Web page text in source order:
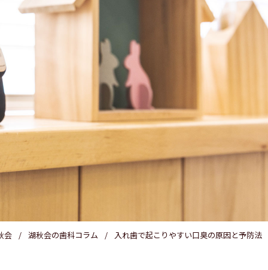
顎関節・噛み合わせ
入れ歯治療の料金表
予防治療の料金表
顎関節・噛み合わせ治療の料金表
会 湖秋会の歯科コラム 入れ歯で起こりやすい口臭の原因と予防法